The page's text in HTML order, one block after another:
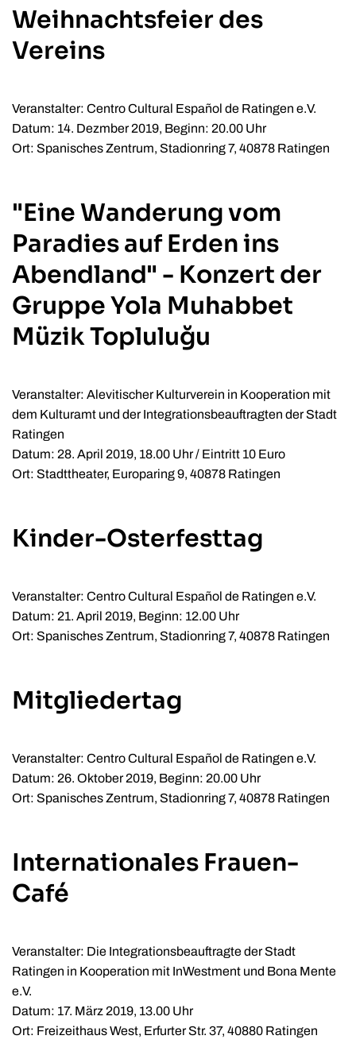
Weihnachtsfeier des
Vereins
Veranstalter: Centro Cultural Español de Ratingen e.V.
Datum: 14. Dezmber 2019, Beginn: 20.00 Uhr
Ort: Spanisches Zentrum, Stadionring 7, 40878 Ratingen
"Eine Wanderung vom
Paradies auf Erden ins
Abendland" - Konzert der
Gruppe Yola Muhabbet
Müzik Topluluğu
Veranstalter: Alevitischer Kulturverein in Kooperation mit
dem Kulturamt und der Integrationsbeauftragten der Stadt
Ratingen
Datum: 28. April 2019, 18.00 Uhr / Eintritt 10 Euro
Ort: Stadttheater, Europaring 9, 40878 Ratingen
Kinder-Osterfesttag
Veranstalter: Centro Cultural Español de Ratingen e.V.
Datum: 21. April 2019, Beginn: 12.00 Uhr
Ort: Spanisches Zentrum, Stadionring 7, 40878 Ratingen
Mitgliedertag
Veranstalter: Centro Cultural Español de Ratingen e.V.
Datum: 26. Oktober 2019, Beginn: 20.00 Uhr
Ort: Spanisches Zentrum, Stadionring 7, 40878 Ratingen
Internationales Frauen-
Café
Veranstalter: Die Integrationsbeauftragte der Stadt
Ratingen in Kooperation mit InWestment und Bona Mente
e.V.
Datum: 17. März 2019, 13.00 Uhr
Ort: Freizeithaus West, Erfurter Str. 37, 40880 Ratingen